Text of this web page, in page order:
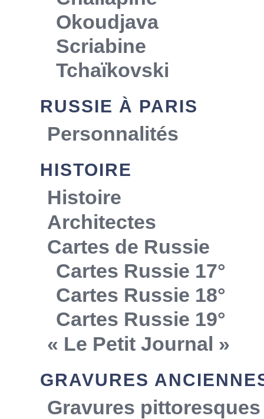
Okoudjava
Scriabine
Tchaïkovski
RUSSIE À PARIS
Personnalités
HISTOIRE
Histoire
Architectes
Cartes de Russie
Cartes Russie 17°
Cartes Russie 18°
Cartes Russie 19°
« Le Petit Journal »
GRAVURES
Gravures pittoresques